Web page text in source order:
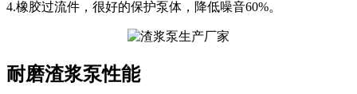
4.橡胶过流件，很好的保护泵体，降低噪音60%。
耐磨渣浆泵性能